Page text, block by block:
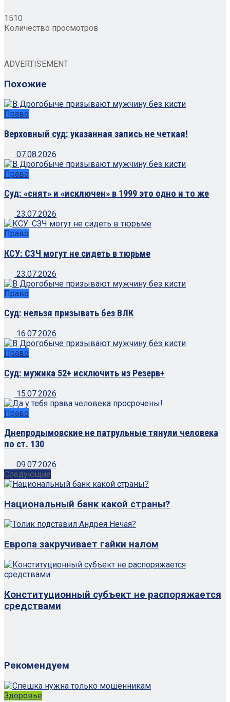
1510
Количество просмотров
ADVERTISEMENT
Похожие
Право
Верховный суд: указанная запись не четкая!
07.08.2026
Право
Суд: «снят» и «исключен» в 1999 это одно и то же
23.07.2026
Право
КСУ: СЗЧ могут не сидеть в тюрьме
23.07.2026
Право
Суд: нельзя призывать без ВЛК
16.07.2026
Право
Суд: мужика 52+ исключить из Резерв+
15.07.2026
Право
Днепродымовские не патрульные тянули человека
по ст. 130
09.07.2026
Следующие
Национальный банк какой страны?
Европа закручивает гайки налом
Конституционный субъект не распоряжается
средствами
Рекомендуем
Здоровье